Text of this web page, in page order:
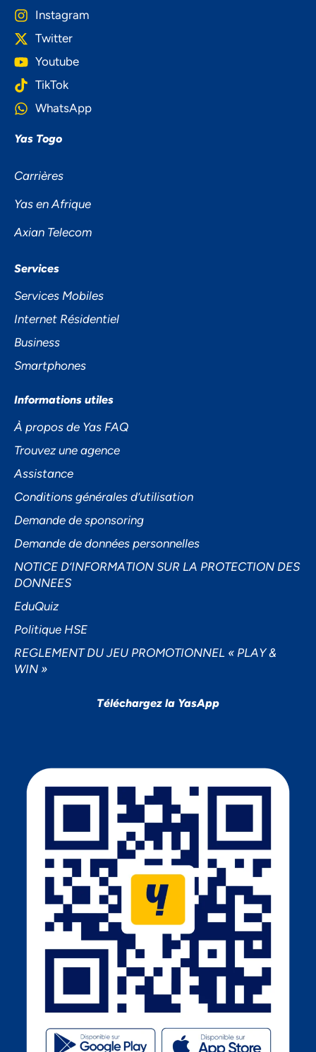
Instagram
Twitter
Youtube
TikTok
WhatsApp
Yas Togo
Carrières
Yas en Afrique
Axian Telecom
Services
Services Mobiles
Internet Résidentiel
Business
Smartphones
Informations utiles
À propos de Yas FAQ
Trouvez une agence
Assistance
Conditions générales d’utilisation
Demande de sponsoring
Demande de données personnelles
NOTICE D’INFORMATION SUR LA PROTECTION DES
DONNEES
EduQuiz
Politique HSE
REGLEMENT DU JEU PROMOTIONNEL « PLAY &
WIN »
Téléchargez la YasApp
NOUS ACCORDONS DE
L'IMPORTANCE À VOTRE VIE
PRIVÉE
Préférences